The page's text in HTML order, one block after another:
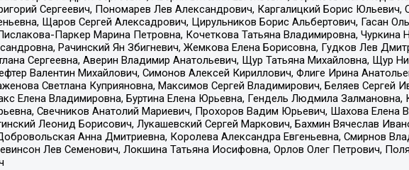
Сергеевич, Пономарев Лев Александрович, Каргалицкий Борис Юльевич,
Щаров Сергей Алексадрович, Цирульников Борис Альбертович, Гасан
Паркер Марина Петровна, Кочеткова Татьяна Владимировна, Чуркина
Рачинский Ян Збигневич, Жемкова Елена Борисовна, Гудков Лев
Сергеевна, Аверин Владимир Анатольевич, Щур Татьяна Михайловна, Щур
Валентин Михайлович, Симонов Алексей Кириллович, Флиге Ирина
Светлана Куприяновна, Максимов Сергей Владимирович, Беляев Сергей
Елена Владимировна, Буртина Елена Юрьевна, Гендель Людмила Залмановна,
Свечников Анатолий Мариевич, Прохоров Вадим Юрьевич, Шахова Елена
Леонид Борисович, Лукашевский Сергей Маркович, Бахмин Вячеслав
Анна Дмитриевна, Королева Александра Евгеньевна, Смирнов
Лев Семенович, Локшина Татьяна Иосифовна, Орлов Олег Петрович,